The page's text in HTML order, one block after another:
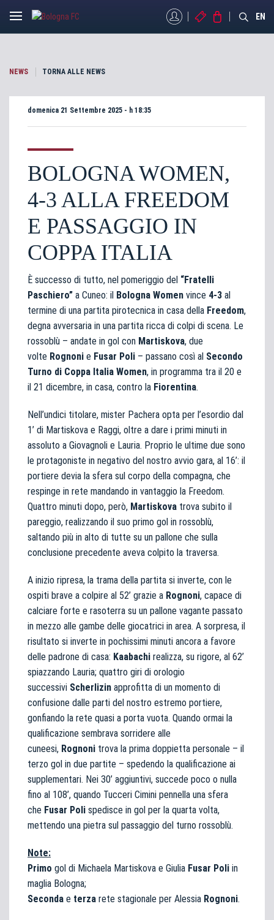
MYBFCBIGLIETTI
STORE EN
NEWS TORNA ALLE NEWS
domenica 21 Settembre 2025 - h 18:35
BOLOGNA WOMEN,
4-3 ALLA FREEDOM
E PASSAGGIO IN
COPPA ITALIA
È successo di tutto, nel pomeriggio del “Fratelli
Paschiero” a Cuneo: il Bologna Women vince 4-3 al
termine di una partita pirotecnica in casa della Freedom,
degna avversaria in una partita ricca di colpi di scena. Le
rossoblù – andate in gol con Martiskova, due
volte Rognoni e Fusar Poli – passano così al Secondo
Turno di Coppa Italia Women, in programma tra il 20 e
il 21 dicembre, in casa, contro la Fiorentina.
Nell’undici titolare, mister Pachera opta per l’esordio dal
1’ di Martiskova e Raggi, oltre a dare i primi minuti in
assoluto a Giovagnoli e Lauria. Proprio le ultime due sono
le protagoniste in negativo del nostro avvio gara, al 16’: il
portiere devia la sfera sul corpo della compagna, che
respinge in rete mandando in vantaggio la Freedom.
Quattro minuti dopo, però, Martiskova trova subito il
pareggio, realizzando il suo primo gol in rossoblù,
saltando più in alto di tutte su un pallone che sulla
conclusione precedente aveva colpito la traversa.
A inizio ripresa, la trama della partita si inverte, con le
ospiti brave a colpire al 52’ grazie a Rognoni, capace di
calciare forte e rasoterra su un pallone vagante passato
in mezzo alle gambe delle giocatrici in area. A sorpresa, il
risultato si inverte in pochissimi minuti ancora a favore
delle padrone di casa: Kaabachi realizza, su rigore, al 62’
spiazzando Lauria; quattro giri di orologio
successivi Scherlizin approfitta di un momento di
confusione dalle parti del nostro estremo portiere,
gonfiando la rete quasi a porta vuota. Quando ormai la
qualificazione sembrava sorridere alle
cuneesi, Rognoni trova la prima doppietta personale – il
terzo gol in due partite – spedendo la qualificazione ai
supplementari. Nei 30’ aggiuntivi, succede poco o nulla
fino al 108’, quando Tucceri Cimini pennella una sfera
che Fusar Poli spedisce in gol per la quarta volta,
mettendo una pietra sul passaggio del turno rossoblù.
Note:
Primo gol di Michaela Martiskova e Giulia Fusar Poli in
maglia Bologna;
Seconda e terza rete stagionale per Alessia Rognoni.